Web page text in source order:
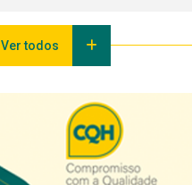
Ver todos